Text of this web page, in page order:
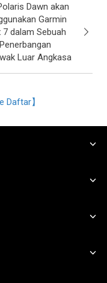
Dawn akan
Garmin
7 dalam Sebuah
Luar Angkasa
Daftar】